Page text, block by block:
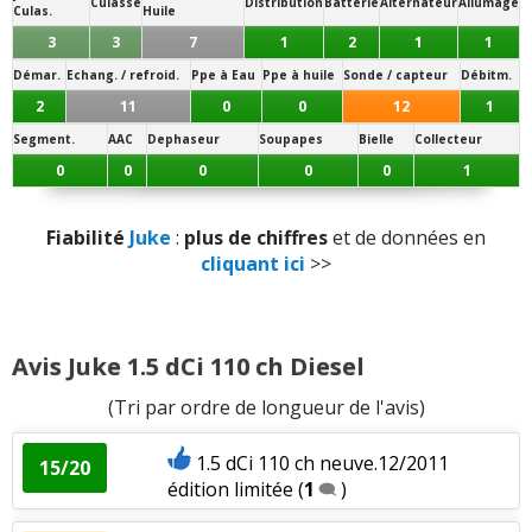
n'aiment pas
Sensibilité plastique:8n'aiment pas
Présentation intérieure:2aiment1n'aime
pas
pas
Position de conduite 7aiment
Rétrovision:2n'aiment pas
Volume de coffre: 4 aiment 39n'aiment pas
Culas.
Huile
3 3 7 1 2 1 1
Démar. Echang. / refroid. Ppe à Eau Ppe à huile Sonde / capteur Débitm.
2 11 0 0 12 1
Segment. AAC Dephaseur Soupapes Bielle Collecteur
0 0 0 0 0 1
Fiabilité Juke : plus de chiffreset de données en
cliquant ici >>
Avis Juke 1.5 dCi 110 ch Diesel
(Tri par ordre de longueur de l'avis)
15/20
1.5 dCi 110 ch neuve.12/2011
édition limitée (1 )